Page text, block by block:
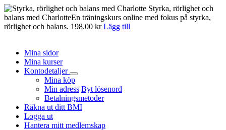
Styrka, rörlighet och
balans med CharlotteEn träningskurs online med fokus på styrka,
rörlighet och balans. 198.00 krLägg till
Mina sidor
Mina kurser
Kontodetaljer
Mina köp
Min adress Byt lösenord
Betalningsmetoder
Räkna ut ditt BMI
Logga ut
Hantera mitt medlemskap